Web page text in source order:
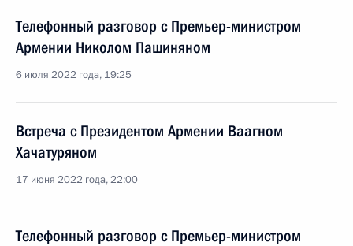
Телефонный разговор с Премьер-министром
Армении Николом Пашиняном
6 июля 2022 года, 19:25
Встреча с Президентом Армении Ваагном
Хачатуряном
17 июня 2022 года, 22:00
Телефонный разговор с Премьер-министром